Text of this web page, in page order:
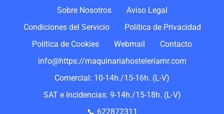
Sobre Nosotros
Aviso Legal
Condiciones del Servicio
Política de Privacidad
Política de Cookies
Webmail
Contacto
info@https://maquinariahosteleriamr.com
Comercial: 10-14h./15-16h. (L-V)
SAT e Incidencias: 9-14h./15-18h. (L-V)
📞 622872311